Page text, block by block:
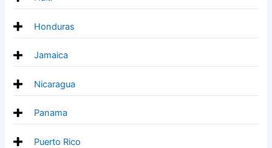
Honduras
Jamaica
Nicaragua
Panama
Puerto Rico